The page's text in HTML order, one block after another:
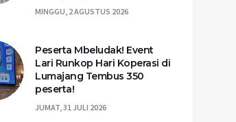
MINGGU, 2 AGUSTUS 2026
Peserta Mbeludak! Event
Lari Runkop Hari Koperasi di
Lumajang Tembus 350
peserta!
JUMAT, 31 JULI 2026